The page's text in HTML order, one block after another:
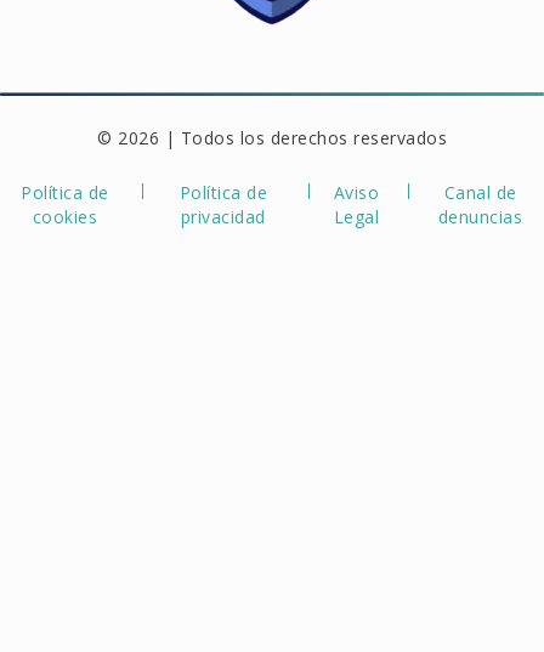
© 2026 | Todos los derechos reservados
Política de
cookies
Política de
privacidad
Aviso
Legal
Canal de
denuncias